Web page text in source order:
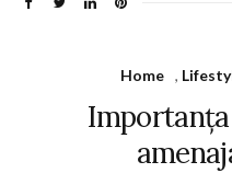
Home ,